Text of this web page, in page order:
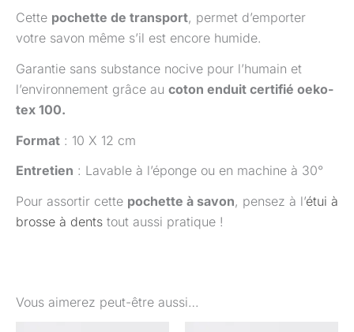
Cette pochette de transport, permet d’emporter
votre savon même s’il est encore humide.
Garantie sans substance nocive pour l’humain et
l’environnement grâce au coton enduit certifié oeko-
tex 100.
Format : 10 X 12 cm
Entretien : Lavable à l’éponge ou en machine à 30°
Pour assortir cette pochette à savon, pensez à l’étui à
brosse à dents tout aussi pratique !
Vous aimerez peut-être aussi…